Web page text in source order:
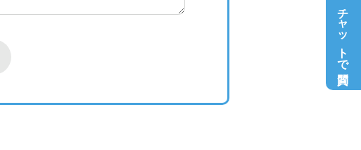
チャットで質問